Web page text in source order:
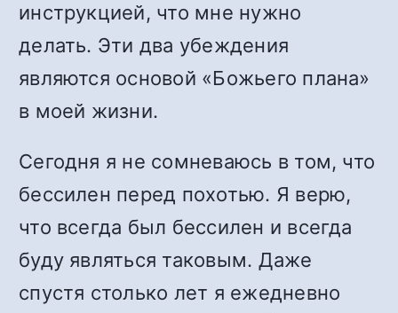
инструкцией, что мне нужно
делать. Эти два убеждения
являются основой «Божьего плана»
в моей жизни.
Сегодня я не сомневаюсь в том, что
бессилен перед похотью. Я верю,
что всегда был бессилен и всегда
буду являться таковым. Даже
спустя столько лет я ежедневно